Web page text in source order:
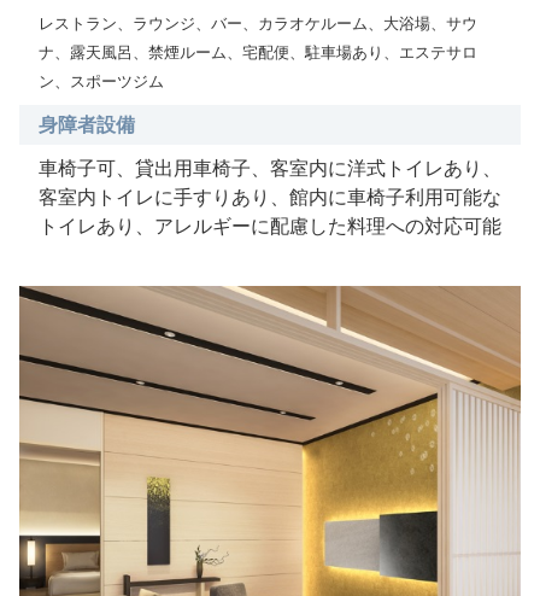
レストラン、ラウンジ、バー、カラオケルーム、大浴場、サウ
ナ、露天風呂、禁煙ルーム、宅配便、駐車場あり、エステサロ
ン、スポーツジム
身障者設備
車椅子可、貸出用車椅子、客室内に洋式トイレあり、
客室内トイレに手すりあり、館内に車椅子利用可能な
トイレあり、アレルギーに配慮した料理への対応可能